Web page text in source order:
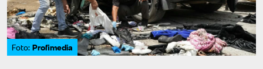
Foto: Profimedia